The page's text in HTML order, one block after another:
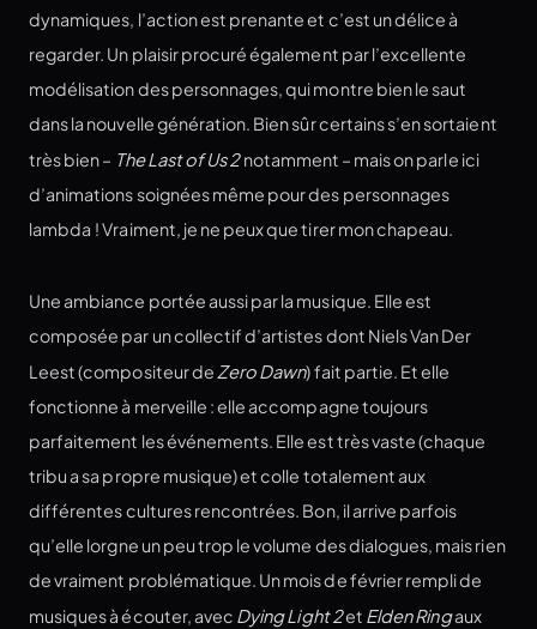
dynamiques, l’action est prenante et c’est un délice à
regarder. Un plaisir procuré également par l’excellente
modélisation des personnages, qui montre bien le saut
dans la nouvelle génération. Bien sûr certains s’en sortaient
très bien – The Last of Us 2notamment – mais on parle ici
d’animations soignées même pour des personnages
lambda ! Vraiment, je ne peux que tirer mon chapeau.
Une ambiance portée aussi par la musique. Elle est
composée par un collectif d’artistes dont Niels Van Der
Leest (compositeur de Zero Dawn) fait partie. Et elle
fonctionne à merveille : elle accompagne toujours
parfaitement les événements. Elle est très vaste (chaque
tribu a sa propre musique) et colle totalement aux
différentes cultures rencontrées. Bon, il arrive parfois
qu’elle lorgne un peu trop le volume des dialogues, mais rien
de vraiment problématique. Un mois de février rempli de
musiques à écouter, avec Dying Light 2et Elden Ringaux